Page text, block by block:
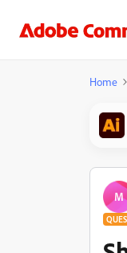
Home
M